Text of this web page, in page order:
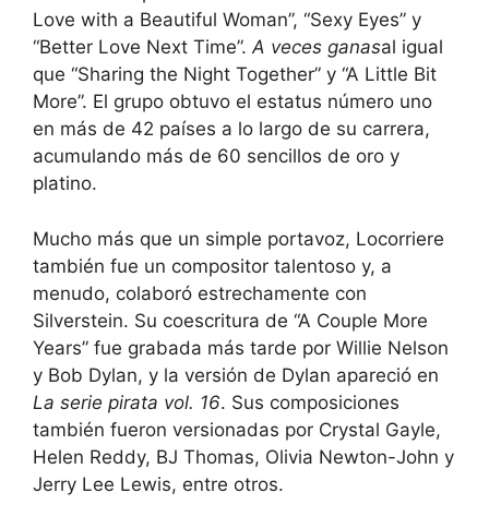
Love with a Beautiful Woman”, “Sexy Eyes” y
“Better Love Next Time”.A veces ganasal igual
que “Sharing the Night Together” y “A Little Bit
More”. El grupo obtuvo el estatus número uno
en más de 42 países a lo largo de su carrera,
acumulando más de 60 sencillos de oro y
platino.
Mucho más que un simple portavoz, Locorriere
también fue un compositor talentoso y, a
menudo, colaboró ​​estrechamente con
Silverstein. Su coescritura de “A Couple More
Years” fue grabada más tarde por Willie Nelson
y Bob Dylan, y la versión de Dylan apareció en
La serie pirata vol. 16. Sus composiciones
también fueron versionadas por Crystal Gayle,
Helen Reddy, BJ Thomas, Olivia Newton-John y
Jerry Lee Lewis, entre otros.